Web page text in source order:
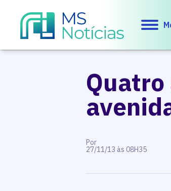
Por
27/11/13 às 08H35